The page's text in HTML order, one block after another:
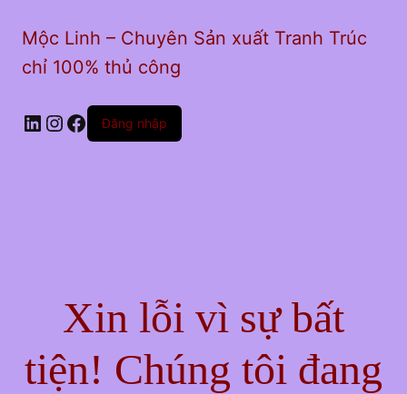
Mộc Linh – Chuyên Sản xuất Tranh Trúc
chỉ 100% thủ công
LinkedIn
Instagram
Facebook
Đăng nhập
Xin lỗi vì sự bất
tiện! Chúng tôi đang